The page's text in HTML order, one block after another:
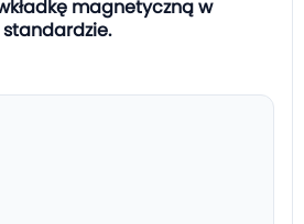
magnetyczną w
standardzie.